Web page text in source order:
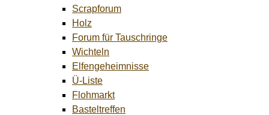
Scrapforum
Holz
Forum für Tauschringe
Wichteln
Elfengeheimnisse
Ü-Liste
Flohmarkt
Basteltreffen